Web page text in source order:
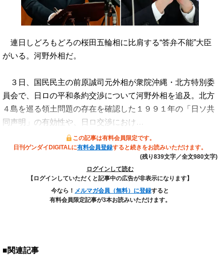
連日しどろもどろの桜田五輪相に比肩する“答弁不能”大臣
がいる。河野外相だ。
３日、国民民主の前原誠司元外相が衆院沖縄・北方特別委
員会で、日ロの平和条約交渉について河野外相を追及。北方
４島を巡る領土問題の存在を確認した１９９１年の「日ソ共
同声明」の有効性や、日ロ交渉におけ…
この記事は有料会員限定です。
日刊ゲンダイDIGITALに有料会員登録すると続きをお読みいただけます。
(残り839文字／全文980文字)
ログインして読む
【ログインしていただくと記事中の広告が非表示になります】
今なら！ メルマガ会員（無料）に登録すると
有料会員限定記事が3本お読みいただけます。
■関連記事